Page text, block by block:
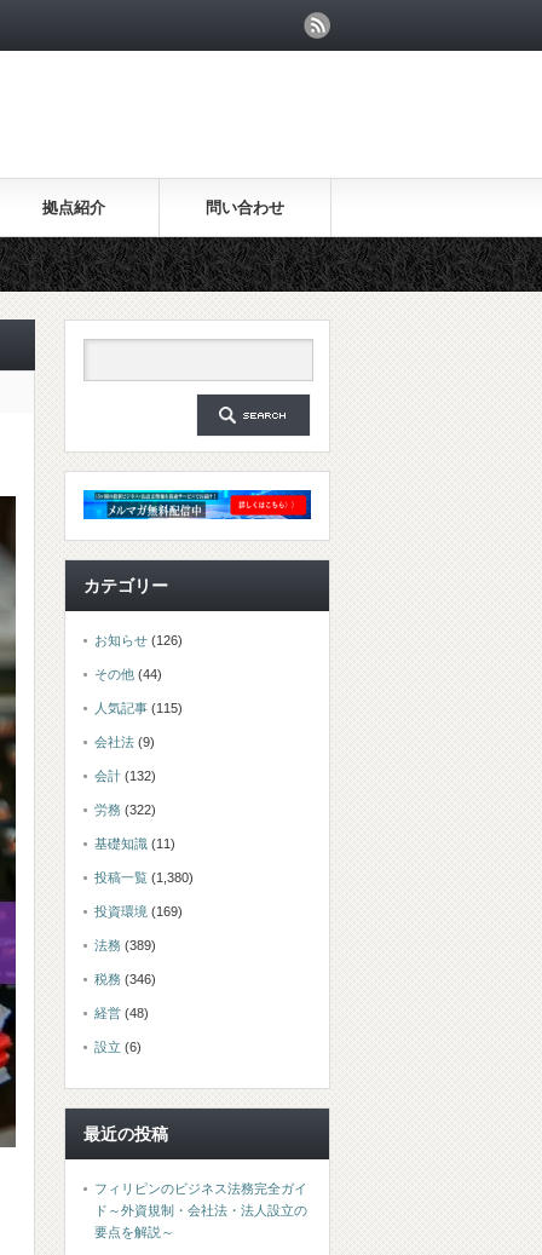
拠点紹介 問い合わせ
カテゴリー
お知らせ (126)
その他 (44)
人気記事 (115)
会社法 (9)
会計 (132)
労務 (322)
基礎知識 (11)
投稿一覧 (1,380)
投資環境 (169)
法務 (389)
税務 (346)
経営 (48)
設立 (6)
最近の投稿
フィリピンのビジネス法務完全ガイ
ド～外資規制・会社法・法人設立の
要点を解説～